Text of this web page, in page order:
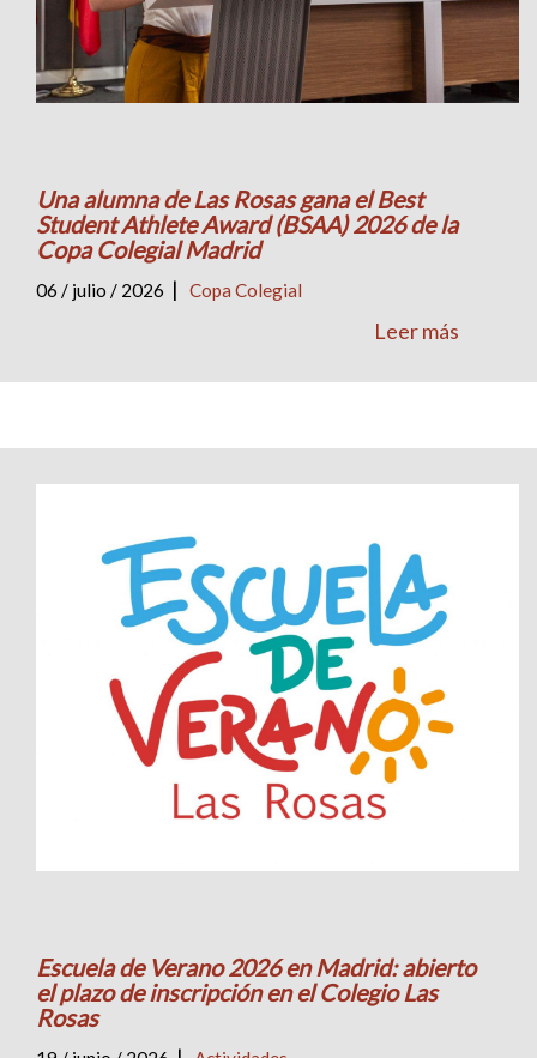
Una alumna de Las Rosas gana el Best
Student Athlete Award (BSAA) 2026 de la
Copa Colegial Madrid
06 / julio / 2026 | Copa Colegial
Leer más
Escuela de Verano 2026 en Madrid: abierto
el plazo de inscripción en el Colegio Las
Rosas